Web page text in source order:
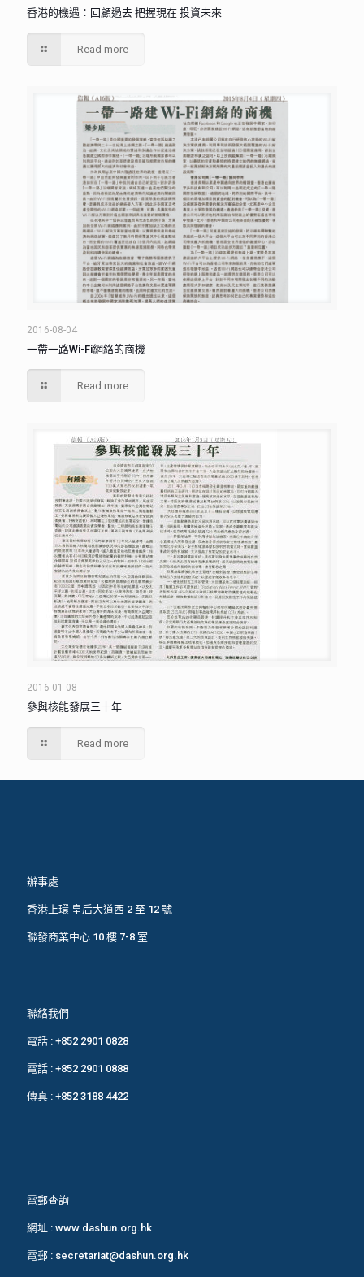
香港的機遇：回顧過去 把握現在 投資未來
Read more
2016-08-04
一帶一路Wi-Fi網絡的商機
Read more
2016-01-08
參與核能發展三十年
Read more
辦事處
香港上環 皇后大道西 2 至 12 號
聯發商業中心 10 樓 7-8 室
聯絡我們
電話 : +852 2901 0828
電話 : +852 2901 0888
傳真 : +852 3188 4422
電郵查詢
網址 : www.dashun.org.hk
電郵 : secretariat@dashun.org.hk